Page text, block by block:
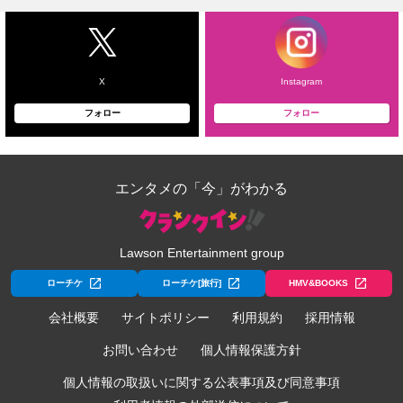
X
フォロー
Instagram
フォロー
エンタメの「今」がわかる
Lawson Entertainment group
ローチケ ローチケ[旅行] HMV&BOOKS
会社概要 サイトポリシー 利用規約 採用情報
お問い合わせ 個人情報保護方針
個人情報の取扱いに関する公表事項及び同意事項